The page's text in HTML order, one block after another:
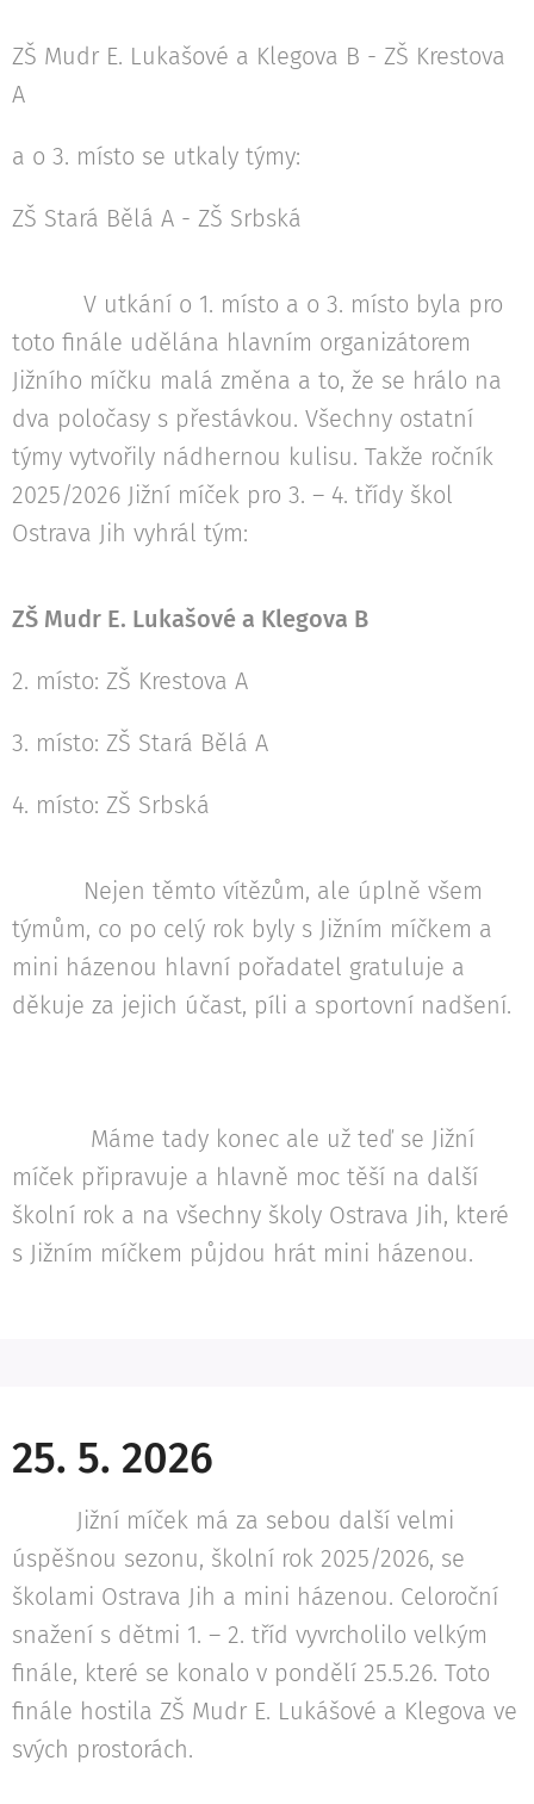
ZŠ Mudr E. Lukašové a Klegova B - ZŠ Krestova
A
a o 3. místo se utkaly týmy:
ZŠ Stará Bělá A - ZŠ Srbská
V utkání o 1. místo a o 3. místo byla pro
toto finále udělána hlavním organizátorem
Jižního míčku malá změna a to, že se hrálo na
dva poločasy s přestávkou. Všechny ostatní
týmy vytvořily nádhernou kulisu. Takže ročník
2025/2026 Jižní míček pro 3. – 4. třídy škol
Ostrava Jih vyhrál tým:
ZŠ Mudr E. Lukašové a Klegova B
2. místo: ZŠ Krestova A
3. místo: ZŠ Stará Bělá A
4. místo: ZŠ Srbská
Nejen těmto vítězům, ale úplně všem
týmům, co po celý rok byly s Jižním míčkem a
mini házenou hlavní pořadatel gratuluje a
děkuje za jejich účast, píli a sportovní nadšení.
Máme tady konec ale už teď se Jižní
míček připravuje a hlavně moc těší na další
školní rok a na všechny školy Ostrava Jih, které
s Jižním míčkem půjdou hrát mini házenou.
25. 5. 2026
Jižní míček má za sebou další velmi
úspěšnou sezonu, školní rok 2025/2026, se
školami Ostrava Jih a mini házenou. Celoroční
snažení s dětmi 1. – 2. tříd vyvrcholilo velkým
finále, které se konalo v pondělí 25.5.26. Toto
finále hostila ZŠ Mudr E. Lukášové a Klegova ve
svých prostorách.